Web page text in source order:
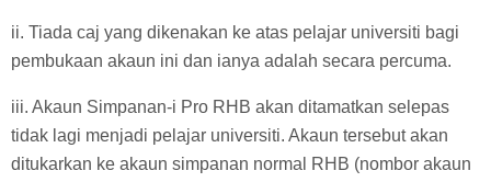
ii. Tiada caj yang dikenakan ke atas pelajar universiti bagi
pembukaan akaun ini dan ianya adalah secara percuma.
iii. Akaun Simpanan-i Pro RHB akan ditamatkan selepas
tidak lagi menjadi pelajar universiti. Akaun tersebut akan
ditukarkan ke akaun simpanan normal RHB (nombor akaun